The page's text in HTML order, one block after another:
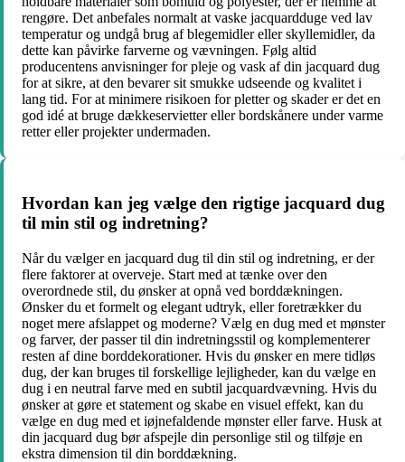
rengøre. Det anbefales normalt at vaske jacquardduge ved lav
temperatur og undgå brug af blegemidler eller skyllemidler, da
dette kan påvirke farverne og vævningen. Følg altid
producentens anvisninger for pleje og vask af din jacquard dug
for at sikre, at den bevarer sit smukke udseende og kvalitet i
lang tid. For at minimere risikoen for pletter og skader er det en
god idé at bruge dækkeservietter eller bordskånere under varme
retter eller projekter undermaden.
Hvordan kan jeg vælge den rigtige jacquard dug
til min stil og indretning?
Når du vælger en jacquard dug til din stil og indretning, er der
flere faktorer at overveje. Start med at tænke over den
overordnede stil, du ønsker at opnå ved borddækningen.
Ønsker du et formelt og elegant udtryk, eller foretrækker du
noget mere afslappet og moderne? Vælg en dug med et mønster
og farver, der passer til din indretningsstil og komplementerer
resten af dine borddekorationer. Hvis du ønsker en mere tidløs
dug, der kan bruges til forskellige lejligheder, kan du vælge en
dug i en neutral farve med en subtil jacquardvævning. Hvis du
ønsker at gøre et statement og skabe en visuel effekt, kan du
vælge en dug med et iøjnefaldende mønster eller farve. Husk at
din jacquard dug bør afspejle din personlige stil og tilføje en
ekstra dimension til din borddækning.